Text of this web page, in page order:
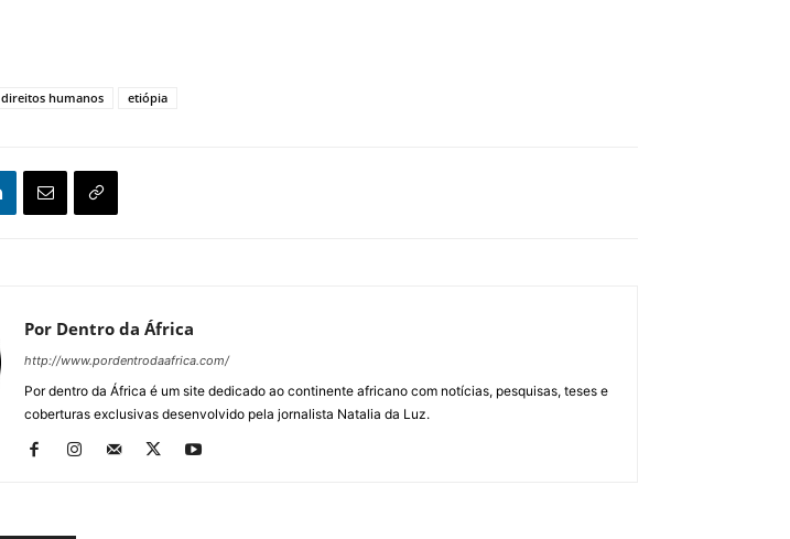
direitos humanos etiópia
Por Dentro da África
http://www.pordentrodaafrica.com/
Por dentro da África é um site dedicado ao continente africano com notícias, pesquisas, teses e
coberturas exclusivas desenvolvido pela jornalista Natalia da Luz.